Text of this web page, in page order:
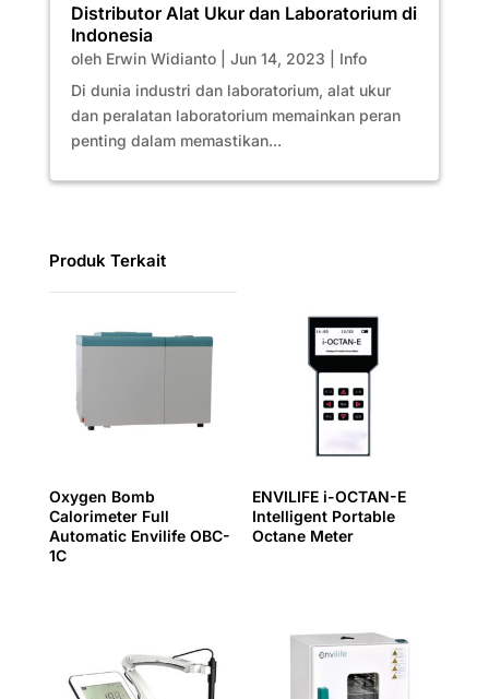
Distributor Alat Ukur dan Laboratorium di
Indonesia
oleh Erwin Widianto| Jun 14, 2023
Info
Di dunia industri dan laboratorium, alat ukur
dan peralatan laboratorium memainkan peran
penting dalam memastikan...
Produk Terkait
Oxygen Bomb
Calorimeter Full
Automatic Envilife OBC-
1C
ENVILIFE i-OCTAN-E
Intelligent Portable
Octane Meter